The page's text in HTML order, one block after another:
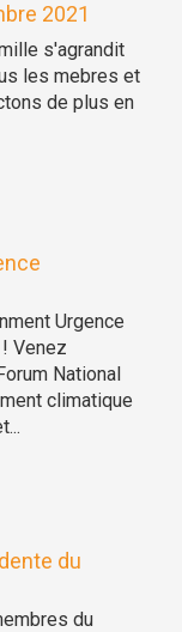
2021
s'agrandit
les mebres et
de plus en
Urgence
Venez
National
climatique
du
du